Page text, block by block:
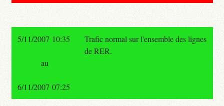
5/11/2007 10:35
Trafic normal sur l'ensemble des lignes
de RER.
au
6/11/2007 07:25